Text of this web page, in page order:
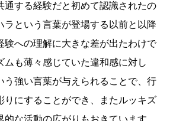
通する経験だと初めて認識されたの
ラという言葉が登場する以前と以降
験への理解に大きな差が出たわけで
ムも薄々感じていた違和感に対し
う強い言葉が与えられることで、行
りにすることができ、またルッキズ
的な活動の広がりもおきています。